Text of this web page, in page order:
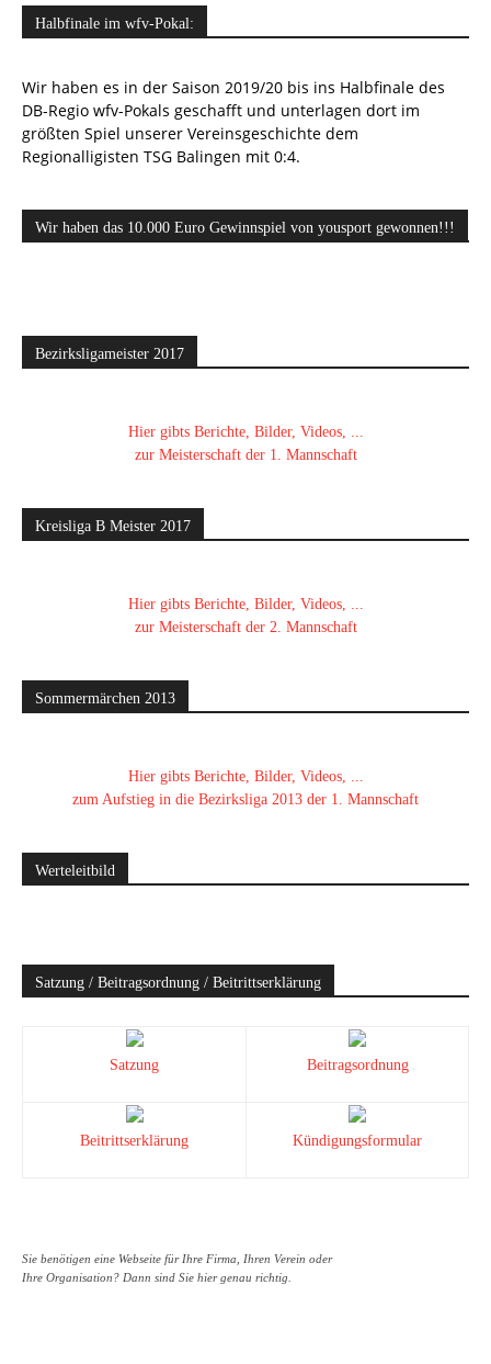
Halbfinale im wfv-Pokal:
Wir haben es in der Saison 2019/20 bis ins Halbfinale des
DB-Regio wfv-Pokals geschafft und unterlagen dort im
größten Spiel unserer Vereinsgeschichte dem
Regionalligisten TSG Balingen mit 0:4.
Wir haben das 10.000 Euro Gewinnspiel von yousport gewonnen!!!
Bezirksligameister 2017
Hier gibts Berichte, Bilder, Videos, ...
zur Meisterschaft der 1. Mannschaft
Kreisliga B Meister 2017
Hier gibts Berichte, Bilder, Videos, ...
zur Meisterschaft der 2. Mannschaft
Sommermärchen 2013
Hier gibts Berichte, Bilder, Videos, ...
zum Aufstieg in die Bezirksliga 2013 der 1. Mannschaft
Werteleitbild
Satzung / Beitragsordnung / Beitrittserklärung
Satzung Beitragsordnung
Beitrittserklärung Kündigungsformular
Sie benötigen eine Webseite für Ihre Firma, Ihren Verein oder
Ihre Organisation? Dann sind Sie hier genau richtig.